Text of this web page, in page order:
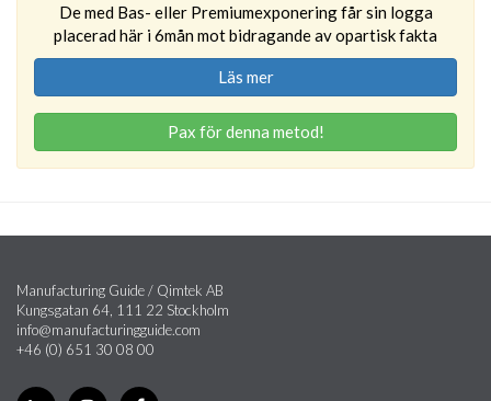
De med Bas- eller Premiumexponering får sin logga
placerad här i 6mån mot bidragande av opartisk fakta
Läs mer
Pax för denna metod!
Manufacturing Guide / Qimtek AB
Kungsgatan 64, 111 22 Stockholm
info@manufacturingguide.com
+46 (0) 651 30 08 00